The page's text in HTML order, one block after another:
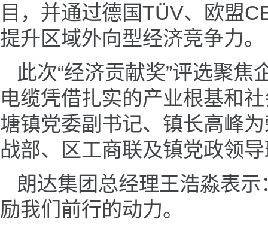
目，并通过德国TÜV、欧盟
提升区域外向型经济竞争力。
此次“经济贡献奖”评选聚
电缆凭借扎实的产业根基和
塘镇党委副书记、镇长高峰
战部、区工商联及镇党政领
朗达集团总经理王浩淼表
励我们前行的动力。